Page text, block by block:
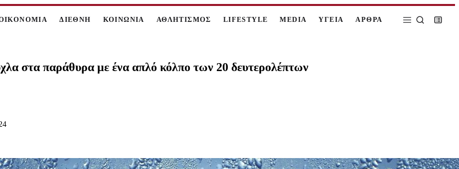
ΔΙΕΘΝΗ ΚΟΙΝΩΝΙΑ ΑΘΛΗΤΙΣΜΟΣ LIFESTYLE MEDIA ΥΓΕΙΑ ΑΡΘΡΑ
στα παράθυρα με ένα απλό κόλπο των 20 δευτερολέπτων